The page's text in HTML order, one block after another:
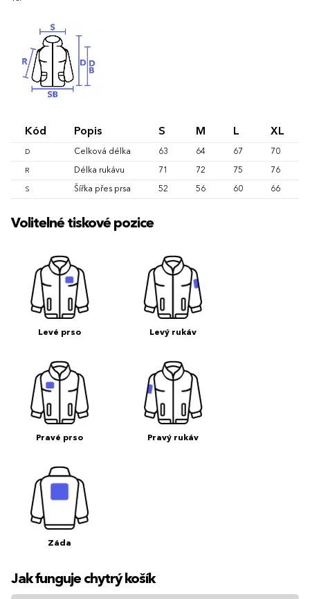
Kód Popis S M L XL
D Celková délka 63 64 67 70
R Délka rukávu 71 72 75 76
S Šířka přes prsa 52 56 60 66
Volitelné tiskové pozice
Levé prso Levý rukáv
Pravé prso Pravý rukáv
Záda
Jak funguje chytrý košík